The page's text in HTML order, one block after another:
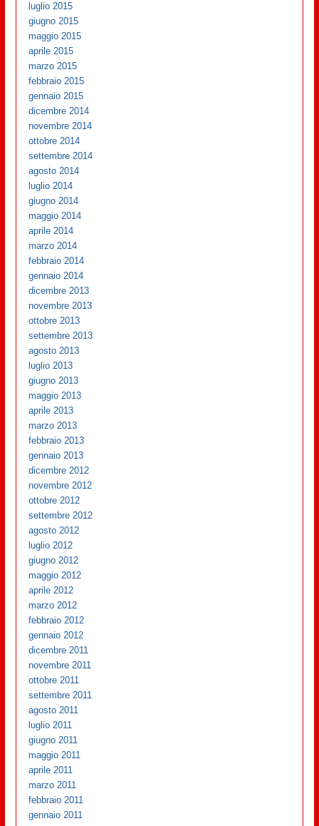
luglio 2015
giugno 2015
maggio 2015
aprile 2015
marzo 2015
febbraio 2015
gennaio 2015
dicembre 2014
novembre 2014
ottobre 2014
settembre 2014
agosto 2014
luglio 2014
giugno 2014
maggio 2014
aprile 2014
marzo 2014
febbraio 2014
gennaio 2014
dicembre 2013
novembre 2013
ottobre 2013
settembre 2013
agosto 2013
luglio 2013
giugno 2013
maggio 2013
aprile 2013
marzo 2013
febbraio 2013
gennaio 2013
dicembre 2012
novembre 2012
ottobre 2012
settembre 2012
agosto 2012
luglio 2012
giugno 2012
maggio 2012
aprile 2012
marzo 2012
febbraio 2012
gennaio 2012
dicembre 2011
novembre 2011
ottobre 2011
settembre 2011
agosto 2011
luglio 2011
giugno 2011
maggio 2011
aprile 2011
marzo 2011
febbraio 2011
gennaio 2011